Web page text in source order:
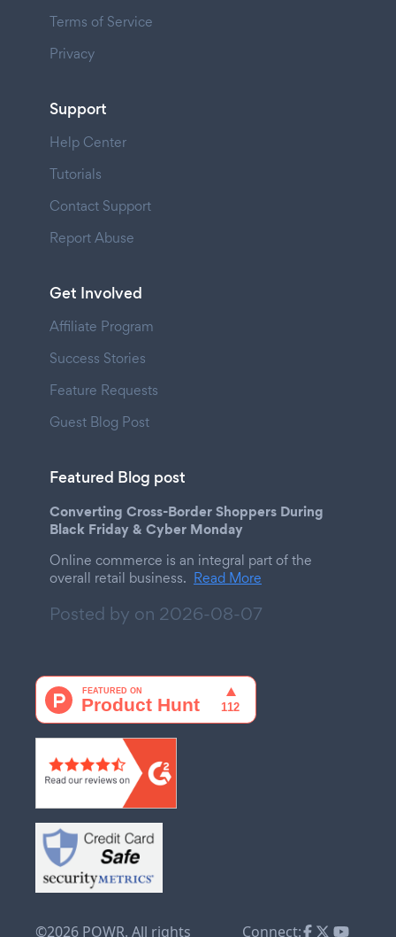
Terms of Service
Privacy
Support
Help Center
Tutorials
Contact Support
Report Abuse
Get Involved
Affiliate Program
Success Stories
Feature Requests
Guest Blog Post
Featured Blog post
Converting Cross-Border Shoppers During
Black Friday & Cyber Monday
Online commerce is an integral part of the
overall retail business. Read More
Posted by on 2026-08-07
©2026 POWR. All rights Connect: